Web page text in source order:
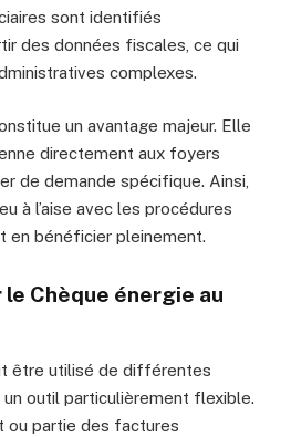
sont identifiés
des données fiscales, ce qui
complexes.
un avantage majeur. Elle
directement aux foyers
de demande spécifique. Ainsi,
à l’aise avec les procédures
en bénéficier pleinement.
Chèque énergie au
être utilisé de différentes
outil particulièrement flexible.
ou partie des factures